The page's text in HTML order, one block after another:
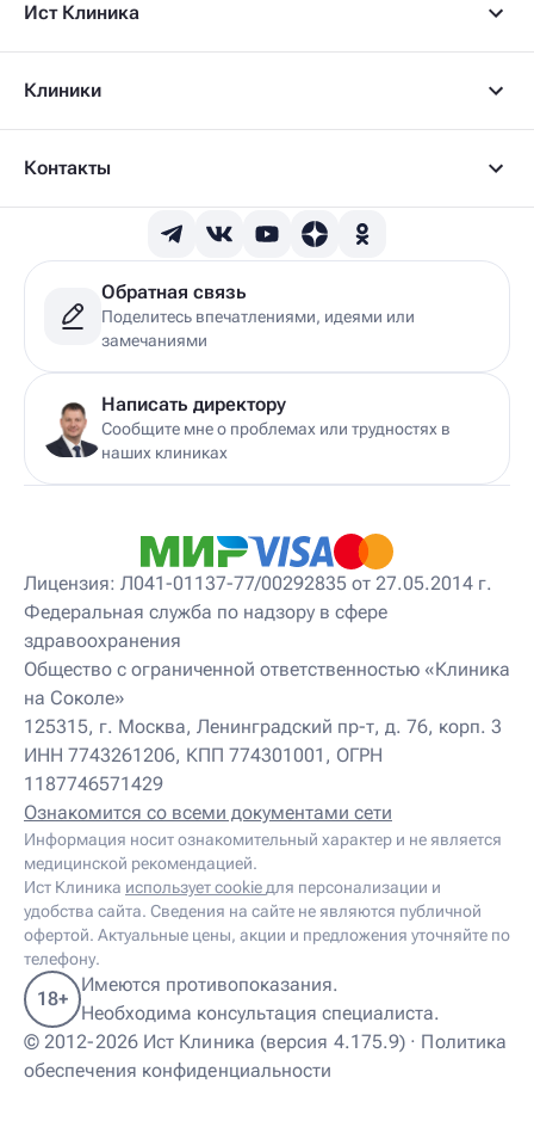
Дерматовенеролог
Детский вертебролог
Детский врач УЗИ
Детский гепатолог
Детский гинеколог
Детский гинеколог-эндокринолог
Детский гирудотерапевт
Детский дерматовенеролог
Детский дерматолог
Детский диетолог
Детский инструктор ЛФК
Детский кинезиолог
Детский консультирующий врач ЛФК
Детский мануальный терапевт
Детский массажист
Детский невропатолог
Детский нейропсихолог
Детский нутрициолог
Детский ортопед
Детский остеопат
Детский отоневролог
Детский подиатр
Детский психолог
Детский психотерапевт
Детский реабилитолог
Детский ревматолог
Детский рефлексотерапевт
Детский сомнолог
Детский спортивный врач
Детский травматолог
Детский травматолог-ортопед
Детский физиотерапевт
Детский эндокринолог
Диабетолог
Диетолог
И
Иглорефлексотерапевт
Ист Клиника
Клиники
Контакты
Обратная связь
Поделитесь впечатлениями, идеями или
замечаниями
Написать директору
Сообщите мне о проблемах или трудностях в
наших клиниках
Лицензия: Л041-01137-77/00292835 от 27.05.2014 г.
Федеральная служба по надзору в сфере
здравоохранения
Общество с ограниченной ответственностью «Клиника
на Соколе»
125315, г. Москва, Ленинградский пр-т, д. 76, корп. 3
ИНН 7743261206, КПП 774301001, ОГРН
1187746571429
Ознакомится со всеми документами сети
Информация носит ознакомительный характер и не является
медицинской рекомендацией.
Ист Клиника использует cookie для персонализации и
удобства сайта. Сведения на сайте не являются публичной
офертой. Актуальные цены, акции и предложения уточняйте по
телефону.
© 2012-2026 Ист Клиника (версия 4.175.9) · Политика
обеспечения конфиденциальности
Имеются противопоказания.
Необходима консультация специалиста.
18+